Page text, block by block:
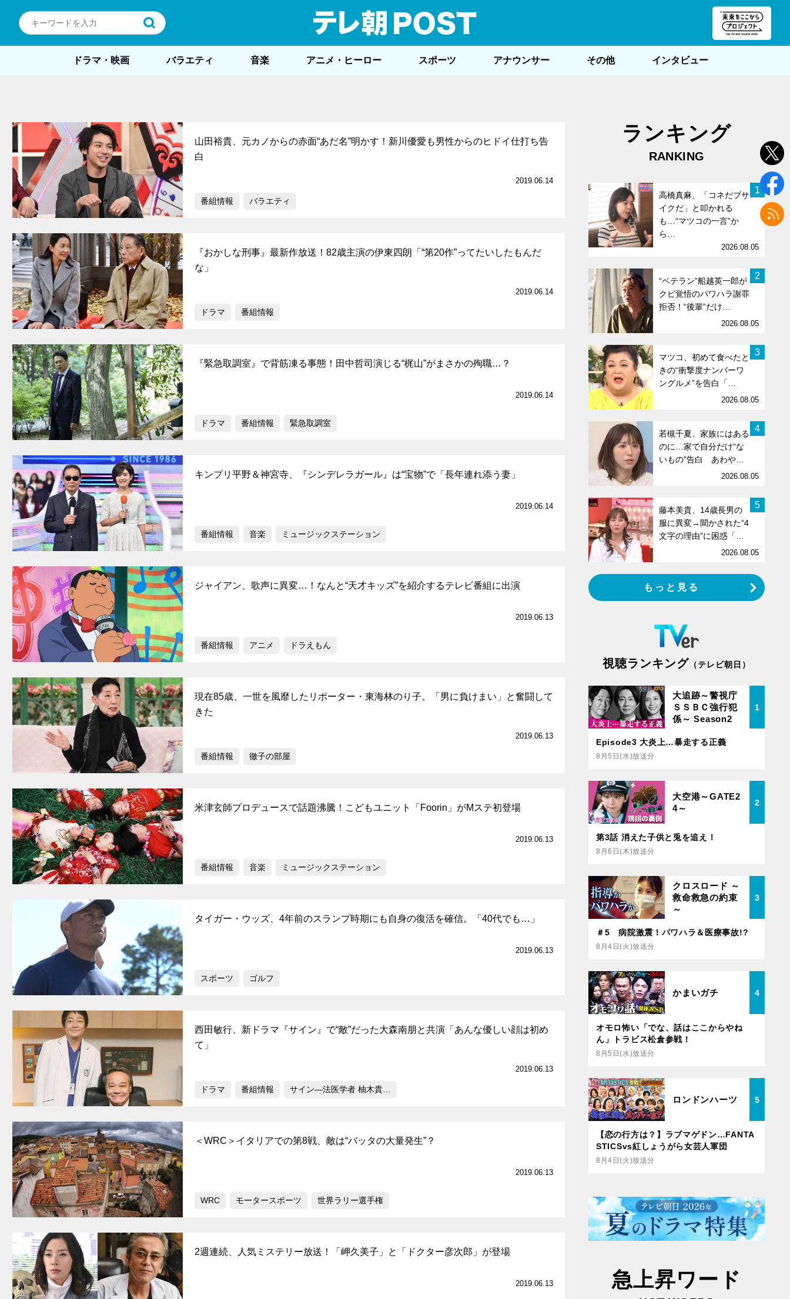
ドラマ・映画 バラエティ 音楽 アニメ・ヒーロー スポーツ アナウンサー その他 インタビュー
山田裕貴、元カノからの赤面“あだ名”明かす！新川優愛も男性からのヒドイ仕打ち告
白
2019.06.14
番組情報 バラエティ
『おかしな刑事』最新作放送！82歳主演の伊東四朗「“第20作”ってたいしたもんだ
な」
2019.06.14
ドラマ 番組情報
『緊急取調室』で背筋凍る事態！田中哲司演じる“梶山”がまさかの殉職…？
2019.06.14
ドラマ 番組情報 緊急取調室
キンプリ平野＆神宮寺、『シンデレラガール』は“宝物”で「長年連れ添う妻」
2019.06.14
番組情報 音楽 ミュージックステーション
ジャイアン、歌声に異変…！なんと“天才キッズ”を紹介するテレビ番組に出演
2019.06.13
番組情報 アニメ ドラえもん
現在85歳、一世を風靡したリポーター・東海林のり子。「男に負けまい」と奮闘して
きた
2019.06.13
番組情報 徹子の部屋
米津玄師プロデュースで話題沸騰！こどもユニット「Foorin」がMステ初登場
2019.06.13
番組情報 音楽 ミュージックステーション
タイガー・ウッズ、4年前のスランプ時期にも自身の復活を確信。「40代でも…」
2019.06.13
スポーツ ゴルフ
西田敏行、新ドラマ『サイン』で“敵”だった大森南朋と共演「あんな優しい顔は初め
て」
2019.06.13
ドラマ 番組情報 サイン―法医学者 柚木貴…
＜WRC＞イタリアでの第8戦、敵は“バッタの大量発生”？
2019.06.13
WRC モータースポーツ 世界ラリー選手権
2週連続、人気ミステリー放送！「岬久美子」と「ドクター彦次郎」が登場
2019.06.13
ランキング
RANKING
1
高橋真麻、「コネだブサ
イクだ」と叩かれる
も…“マツコの一言”か
ら…
2026.08.05
2
“ベテラン”船越英一郎が
クビ覚悟のパワハラ謝罪
拒否！“後輩”だけ…
2026.08.05
3
マツコ、初めて食べたと
きの“衝撃度ナンバーワ
ングルメ”を告白「…
2026.08.05
4
若槻千夏、家族にはある
のに…家で自分だけ“な
いもの”告白 あわや…
2026.08.05
5
藤本美貴、14歳長男の
服に異変→聞かされた“4
文字の理由”に困惑「…
2026.08.05
もっと見る
視聴ランキング （テレビ朝日）
大追跡～警視庁
ＳＳＢＣ強行犯
係～ Season2
1
Episode3 大炎上…暴走する正義
8月5日(水)放送分
大空港～GATE2
4～
2
第3話 消えた子供と兎を追え！
8月6日(木)放送分
クロスロード ～
救命救急の約束
～
3
＃5 病院激震！パワハラ＆医療事故!?
8月4日(火)放送分
かまいガチ 4
オモロ怖い「でな、話はここからやね
ん」トラビス松倉参戦！
8月5日(水)放送分
ロンドンハーツ 5
【恋の行方は？】ラブマゲドン…FANTA
STICSvs紅しょうがら女芸人軍団
8月4日(火)放送分
急上昇ワード